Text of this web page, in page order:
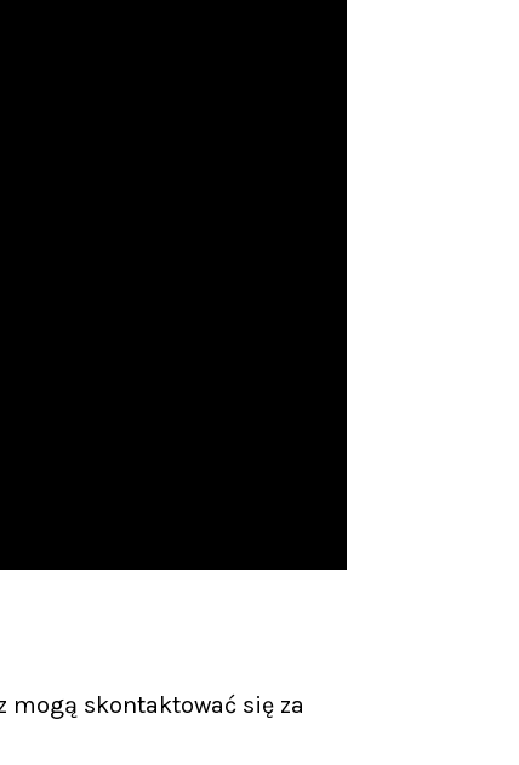
mogą skontaktować się za